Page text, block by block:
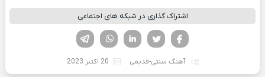
اشتراک گذاری در شبکه های اجتماعی
لینکدین تویتر
فیسوک
آهنگ سنتی-قدیمی 20 اکتبر 2023